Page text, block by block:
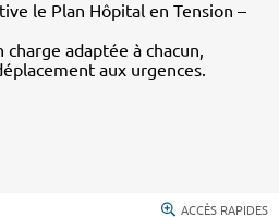
le Plan Hôpital en Tension –
adaptée à chacun,
aux urgences.
ACCÈS RAPIDES